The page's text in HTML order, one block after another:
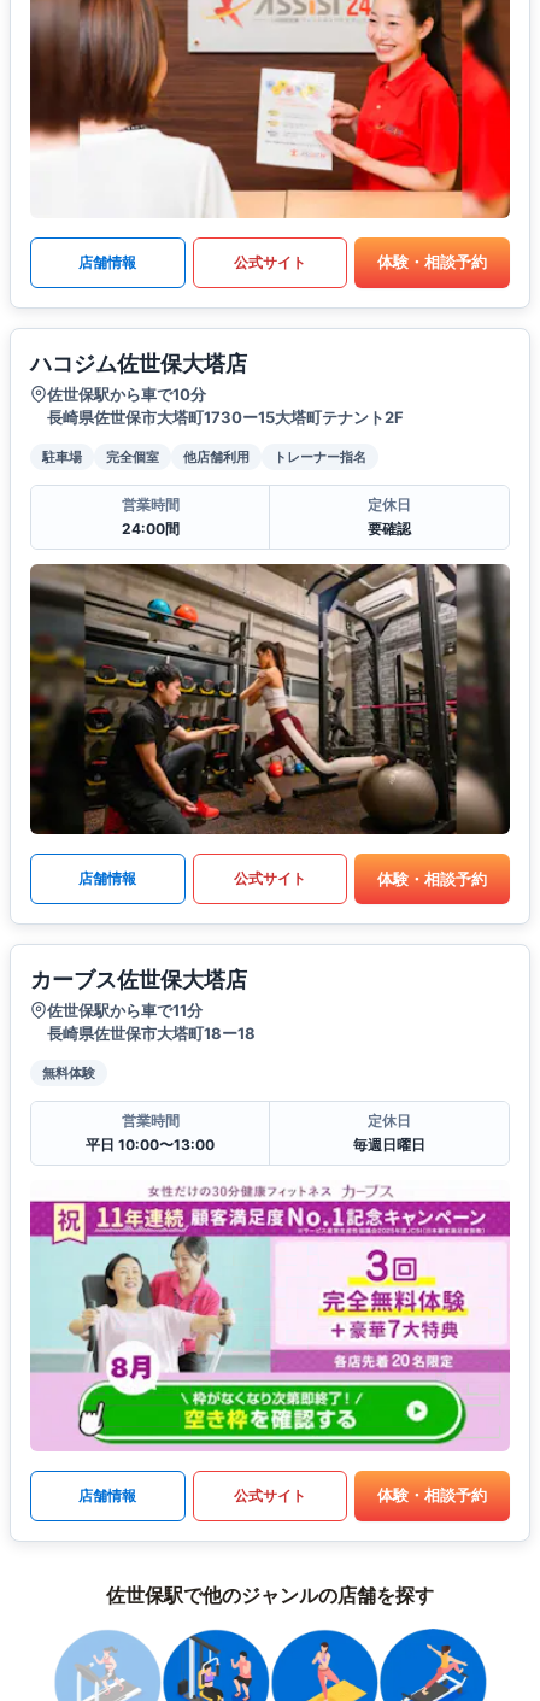
店舗情報 公式サイト 体験・相談予約
ハコジム佐世保大塔店
佐世保駅から車で10分
長崎県佐世保市大塔町1730ー15大塔町テナント2F
駐車場 完全個室 他店舗利用 トレーナー指名
営業時間
24:00間
定休日
要確認
店舗情報 公式サイト 体験・相談予約
カーブス佐世保大塔店
佐世保駅から車で11分
長崎県佐世保市大塔町18ー18
無料体験
営業時間
平日 10:00〜13:00
定休日
毎週日曜日
店舗情報 公式サイト 体験・相談予約
佐世保駅で他のジャンルの店舗を探す